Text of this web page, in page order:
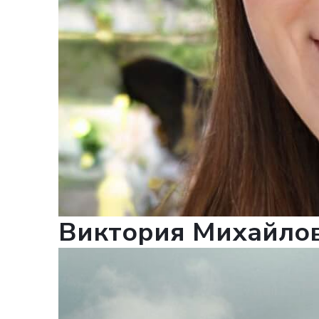
Виктория
в